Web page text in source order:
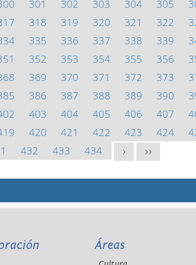
301 302 303 304 305
318 319 320 321 322
335 336 337 338 339
352 353 354 355 356
369 370 371 372 373
386 387 388 389 390
403 404 405 406 407
420 421 422 423 424
432 433 434 > >>
Áreas